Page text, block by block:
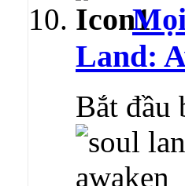
Land:
Bắt đầu